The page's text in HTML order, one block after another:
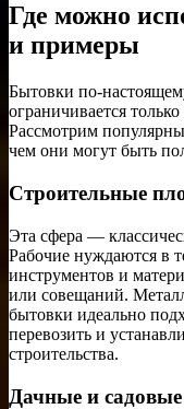
Где можно
и примеры
Бытовки по-
ограничивается
Рассмотрим
чем они могут быть
Строительные
Эта сфера —
Рабочие нуждаются в
инструментов и
или совещаний.
бытовки идеально
перевозить и
строительства.
Дачные и